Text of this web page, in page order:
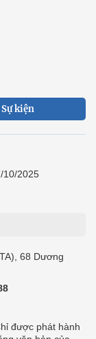
Sự kiện
10/2025
68 Dương
được phát hành